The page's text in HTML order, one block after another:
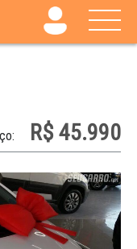
R$ 45.990